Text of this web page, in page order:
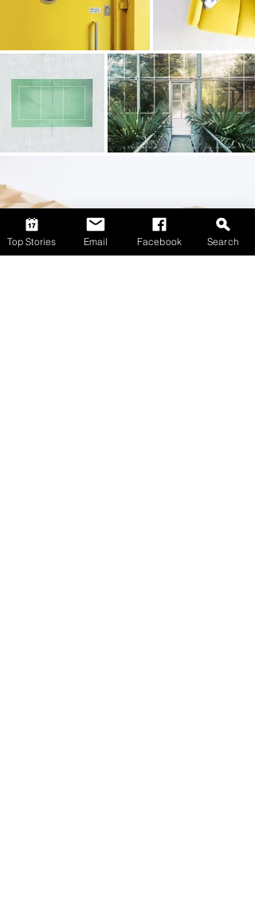
Top Stories Email Facebook Search